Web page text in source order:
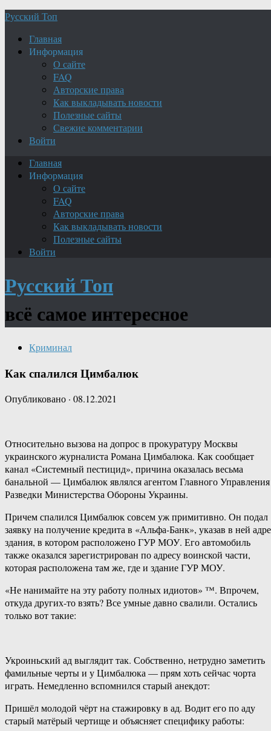
Русский Топ
Главная
Информация
О сайте
FAQ
Авторские права
Как выкладывать новости
Полезные сайты
Свежие комментарии
Войти
Главная
Информация
О сайте
FAQ
Авторские права
Как выкладывать новости
Полезные сайты
Войти
Русский Топ
всё самое интересное
Криминал
Как спалился Цимбалюк
Опубликовано · 08.12.2021
Относительно вызова на допрос в прокуратуру Москвы
украинского журналиста Романа Цимбалюка. Как сообщает
канал «Системный пестицид», причина оказалась весьма
банальной — Цимбалюк являлся агентом Главного Управления
Разведки Министерства Обороны Украины.
Причем спалился Цимбалюк совсем уж примитивно. Он подал
заявку на получение кредита в «Альфа-Банк», указав в ней
здания, в котором расположено ГУР МОУ. Его автомобиль
также оказался зарегистрирован по адресу воинской части,
которая расположена там же, где и здание ГУР МОУ.
«Не нанимайте на эту работу полных идиотов» ™. Впрочем,
откуда других-то взять? Все умные давно свалили. Остались
только вот такие:
Укроиньский ад выглядит так. Собственно, нетрудно заметить
фамильные черты и у Цимбалюка — прям хоть сейчас чорта
играть. Немедленно вспомнился старый анекдот:
Пришёл молодой чёрт на стажировку в ад. Водит его по аду
старый матёрый чертище и объясняет специфику работы: